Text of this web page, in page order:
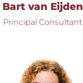
Bart van Eijden
Principal Consultant